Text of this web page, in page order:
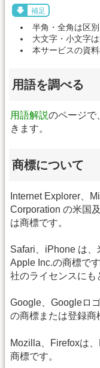
補足
半角・全角は区別
大文字・小文字
本サービスの資
用語を調べる
用語解説のページで
きます。
商標について
Internet Explorer、
Corporation の米国
は商標です。
Safari、iPhone は
Apple Inc.の商標で
社のライセンスにも
Google、Googleロ
の商標または登録商
Mozilla、Firefoxは
商標です。